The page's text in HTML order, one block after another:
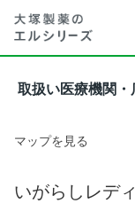
取扱い医療機関・
マップを見る
いがらしレデ